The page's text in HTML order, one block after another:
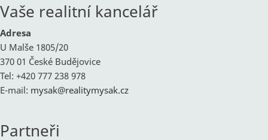
Vaše realitní kancelář
Adresa
U Malše 1805/20
370 01 České Budějovice
Tel: +420 777 238 978
E-mail: mysak@realitymysak.cz
Partneři